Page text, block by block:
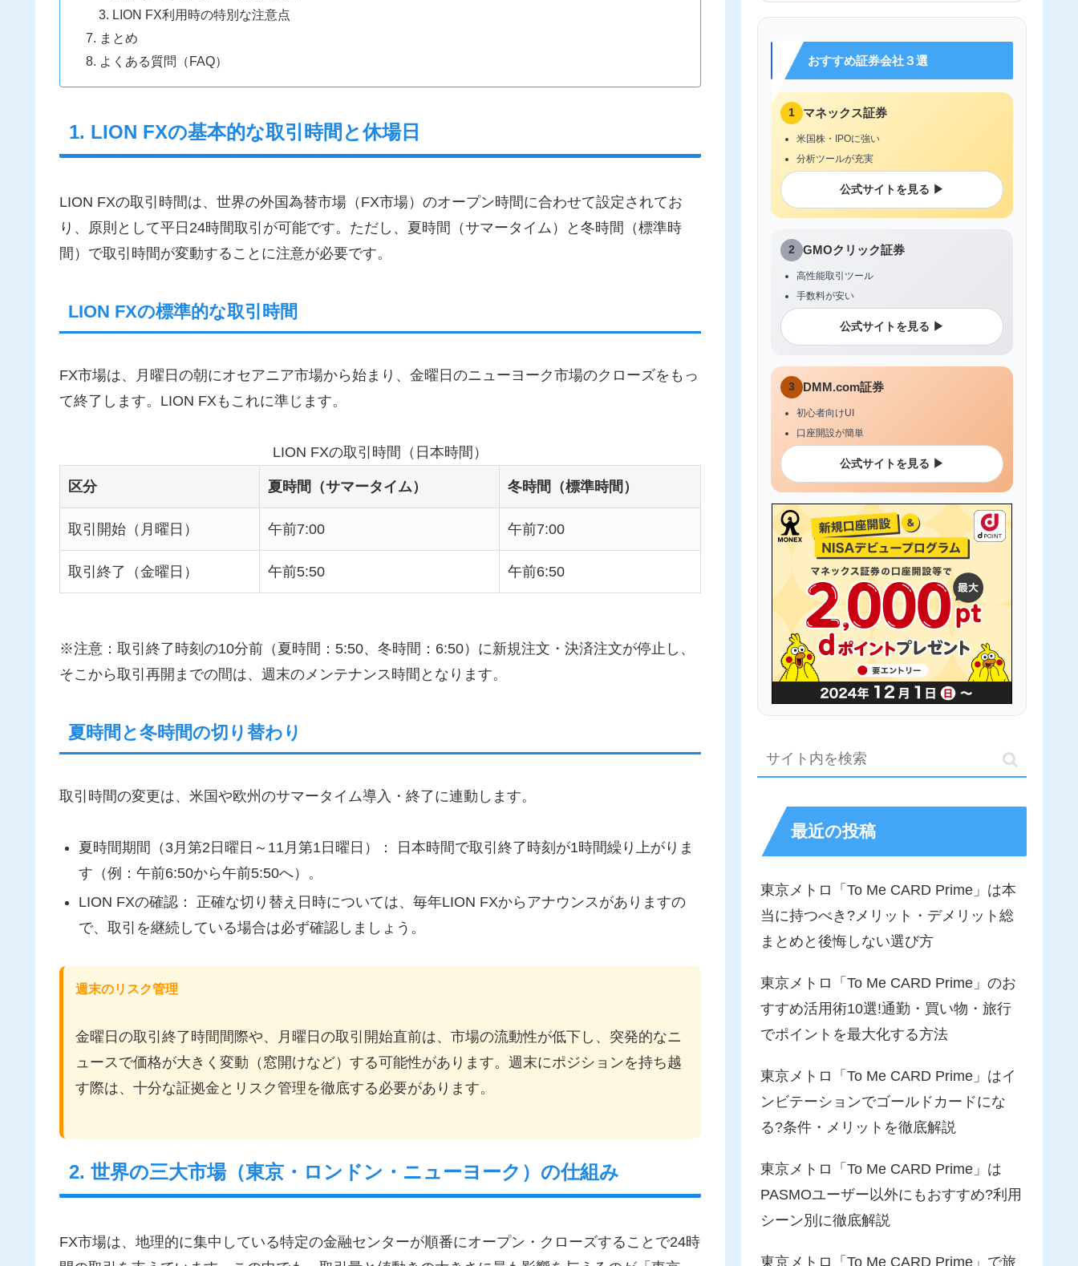
LION FX利用時の特別な注意点
まとめ
よくある質問（FAQ）
1. LION FXの基本的な取引時間と休場日
LION FXの取引時間は、世界の外国為替市場（FX市場）のオープン時間に合わせて設定されてお
り、原則として平日24時間取引が可能です。ただし、夏時間（サマータイム）と冬時間（標準時
間）で取引時間が変動することに注意が必要です。
LION FXの標準的な取引時間
FX市場は、月曜日の朝にオセアニア市場から始まり、金曜日のニューヨーク市場のクローズをもっ
て終了します。LION FXもこれに準じます。
LION FXの取引時間（日本時間）
区分 夏時間（サマータイム） 冬時間（標準時間）
取引開始（月曜日） 午前7:00 午前7:00
取引終了（金曜日） 午前5:50 午前6:50
※注意：取引終了時刻の10分前（夏時間：5:50、冬時間：6:50）に新規注文・決済注文が停止し、
そこから取引再開までの間は、週末のメンテナンス時間となります。
夏時間と冬時間の切り替わり
取引時間の変更は、米国や欧州のサマータイム導入・終了に連動します。
夏時間期間（3月第2日曜日～11月第1日曜日）： 日本時間で取引終了時刻が1時間繰り上がりま
す（例：午前6:50から午前5:50へ）。
LION FXの確認： 正確な切り替え日時については、毎年LION FXからアナウンスがありますの
で、取引を継続している場合は必ず確認しましょう。
週末のリスク管理
金曜日の取引終了時間間際や、月曜日の取引開始直前は、市場の流動性が低下し、突発的なニ
ュースで価格が大きく変動（窓開けなど）する可能性があります。週末にポジションを持ち越
す際は、十分な証拠金とリスク管理を徹底する必要があります。
2. 世界の三大市場（東京・ロンドン・ニューヨーク）の仕組み
FX市場は、地理的に集中している特定の金融センターが順番にオープン・クローズすることで24時
おすすめ証券会社３選
1 マネックス証券
米国株・IPOに強い
分析ツールが充実
公式サイトを見る ▶
2 GMOクリック証券
高性能取引ツール
手数料が安い
公式サイトを見る ▶
3 DMM.com証券
初心者向けUI
口座開設が簡単
公式サイトを見る ▶
最近の投稿
東京メトロ「To Me CARD Prime」は本
当に持つべき?メリット・デメリット総
まとめと後悔しない選び方
東京メトロ「To Me CARD Prime」のお
すすめ活用術10選!通勤・買い物・旅行
でポイントを最大化する方法
東京メトロ「To Me CARD Prime」はイ
ンビテーションでゴールドカードにな
る?条件・メリットを徹底解説
東京メトロ「To Me CARD Prime」は
PASMOユーザー以外にもおすすめ?利用
シーン別に徹底解説
東京メトロ「To Me CARD Prime」で旅